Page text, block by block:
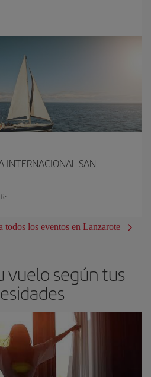
INTERNACIONAL SAN
todos los eventos en Lanzarote
vuelo según tus